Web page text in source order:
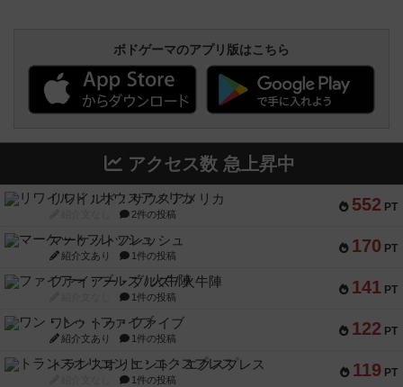
ボドゲーマのアプリ版はこちら
アクセス数 急上昇中
552 PT
リワイルド：サウスアメリカ
2件の投稿
170 PT
マーケットフレッシュ
紹介文あり 1件の投稿
141 PT
ファイアー・ブルズ / 火牛陣
1件の投稿
122 PT
ワン・トゥ・ファイブ
紹介文あり 1件の投稿
119 PT
トランスオリエント・エクスプレス
1件の投稿